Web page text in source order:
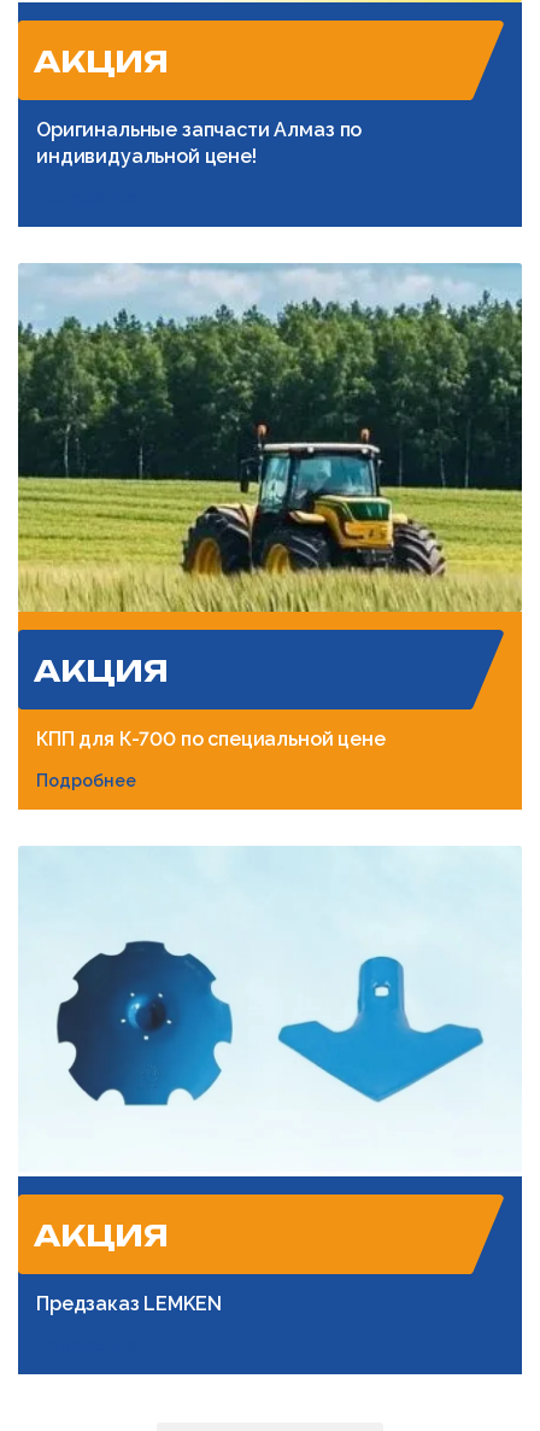
АКЦИЯ
Оригинальные запчасти Алмаз по
индивидуальной цене!
АКЦИЯ
КПП для К-700 по специальной цене
Подробнее
АКЦИЯ
Предзаказ LEMKEN